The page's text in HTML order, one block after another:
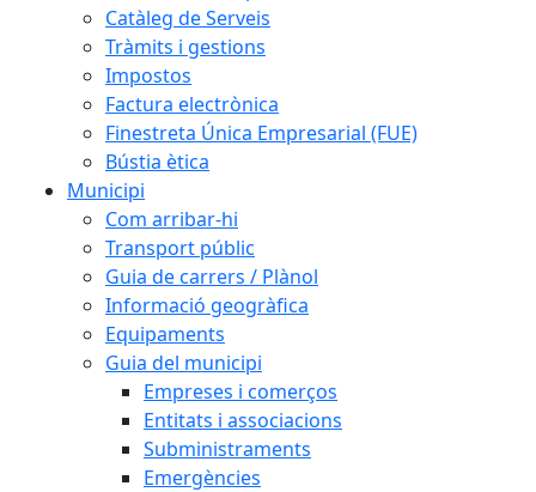
Catàleg de Serveis
Tràmits i gestions
Impostos
Factura electrònica
Finestreta Única Empresarial (FUE)
Bústia ètica
Municipi
Com arribar-hi
Transport públic
Guia de carrers / Plànol
Informació geogràfica
Equipaments
Guia del municipi
Empreses i comerços
Entitats i associacions
Subministraments
Emergències